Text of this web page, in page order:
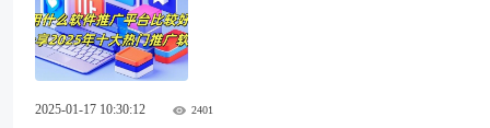
2025-01-17 10:30:12 2401